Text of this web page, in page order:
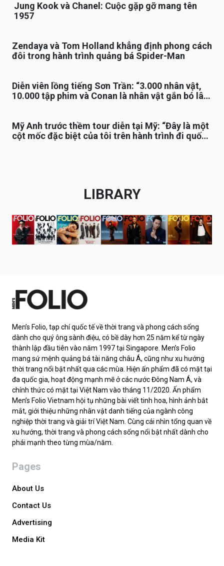
Jung Kook và Chanel: Cuộc gặp gỡ mang tên
1957
Zendaya và Tom Holland khẳng định phong cách
đôi trong hành trình quảng bá Spider-Man
Diễn viên lồng tiếng Sơn Trần: “3.000 nhân vật,
10.000 tập phim và Conan là nhân vật gắn bó lâu
Mỹ Anh trước thềm tour diễn tại Mỹ: “Đây là một
cột mốc đặc biệt của tôi trên hành trình đi quốc
LIBRARY
Men’s Folio, tạp chí quốc tế về thời trang và phong cách sống
dành cho quý ông sành điệu, có bề dày hơn 25 năm kể từ ngày
thành lập đầu tiên vào năm 1997 tại Singapore. Men’s Folio
mang sứ mệnh quảng bá tài năng châu Á, cũng như xu hướng
thời trang nổi bật nhất qua các mùa. Hiện ấn phẩm đã có mặt tại
đa quốc gia, hoạt động mạnh mẽ ở các nước Đông Nam Á, và
chính thức có mặt tại Việt Nam vào tháng 11/2020. Ấn phẩm
Men’s Folio Vietnam hội tụ những bài viết tinh hoa, hình ảnh bắt
mắt, giới thiệu những nhân vật danh tiếng của ngành công
nghiệp thời trang và giải trí Việt Nam. Cùng cái nhìn tổng quan về
xu hướng, thời trang và phong cách sống nổi bật nhất dành cho
phái mạnh theo từng mùa/năm.
Pages
About Us
Contact Us
Advertising
Media Kit